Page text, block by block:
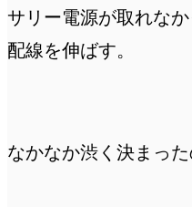
サリー電源が取れな
配線を伸ばす。
なかなか渋く決まった